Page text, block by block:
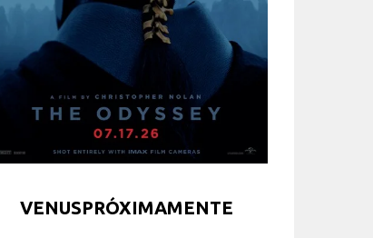
VENUSPRÓXIMAMENTE